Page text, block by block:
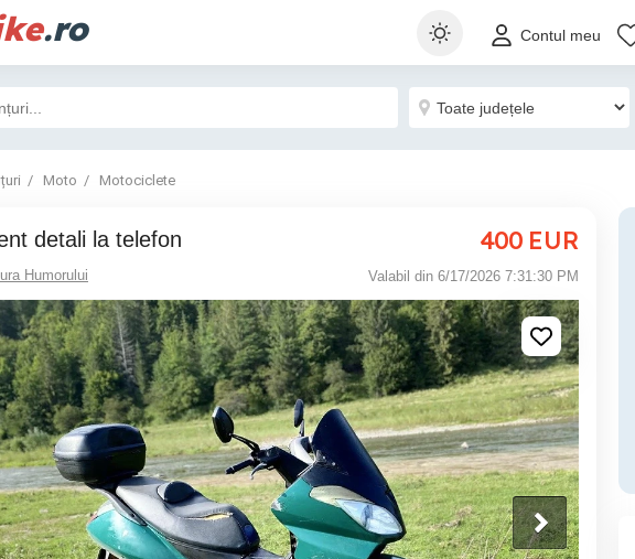
.ro Contul meu
Moto Motociclete
detali la telefon 400 EUR
Humorului Valabil din 6/17/2026 7:31:30 PM